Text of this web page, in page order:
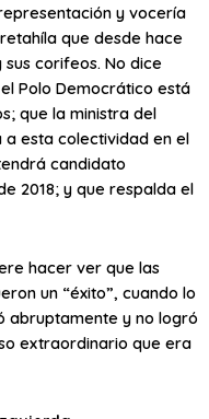
y vocería
que desde hace
corifeos. No dice
Polo Democrático está
que la ministra del
a esta colectividad en el
candidato
2018; y que respalda el
hacer ver que las
un “éxito”, cuando lo
abruptamente y no logró
extraordinario que era